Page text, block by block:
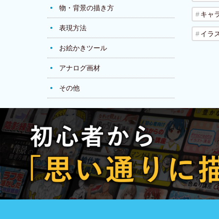
物・背景の描き方
表現方法
お絵かきツール
アナログ画材
その他
キャ
イラ